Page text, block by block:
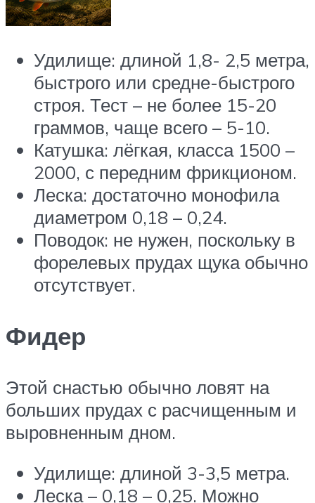
Удилище: длиной 1,8- 2,5 метра,
быстрого или средне-быстрого
строя. Тест – не более 15-20
граммов, чаще всего – 5-10.
Катушка: лёгкая, класса 1500 –
2000, с передним фрикционом.
Леска: достаточно монофила
диаметром 0,18 – 0,24.
Поводок: не нужен, поскольку в
форелевых прудах щука обычно
отсутствует.
Фидер
Этой снастью обычно ловят на
больших прудах с расчищенным и
выровненным дном.
Удилище: длиной 3-3,5 метра.
Леска – 0,18 – 0,25. Можно